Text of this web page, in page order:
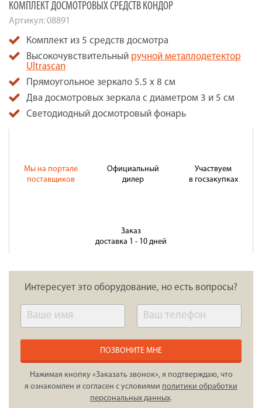
КОМПЛЕКТ ДОСМОТРОВЫХ СРЕДСТВ КОНДОР
Артикул:08891
Комплект из 5 средств досмотра
Высокочувствительный ручной металлодетектор
Ultrascan
Прямоугольное зеркало 5.5 х 8 см
Два досмотровых зеркала с диаметром 3 и 5 см
Светодиодный досмотровый фонарь
Мы на портале
поставщиков
Официальный
дилер
Участвуем
в госзакупках
Заказ
доставка 1 - 10 дней
Интересует это оборудование, но есть вопросы?
ПОЗВОНИТЕ МНЕ
Нажимая кнопку «Заказать звонок», я подтверждаю, что
я ознакомлен и согласен с условиями политики обработки
персональных данных.